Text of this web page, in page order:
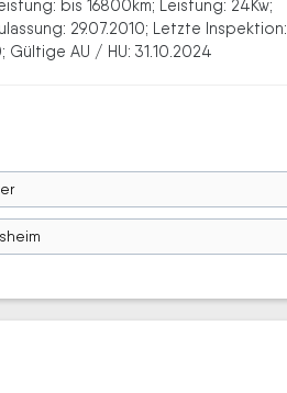
bis 16800km; Leistung: 24Kw;
29.07.2010; Letzte Inspektion:
Gültige AU / HU: 31.10.2024